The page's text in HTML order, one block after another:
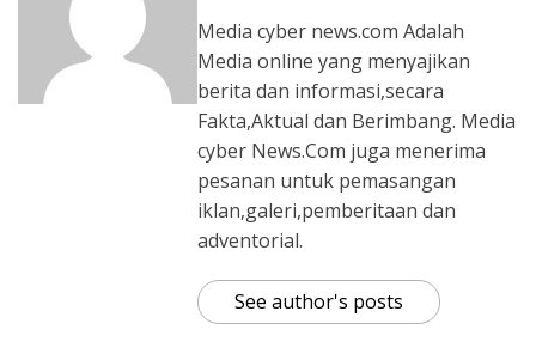
Media cyber news.com Adalah
Media online yang menyajikan
berita dan informasi,secara
Fakta,Aktual dan Berimbang. Media
cyber News.Com juga menerima
pesanan untuk pemasangan
iklan,galeri,pemberitaan dan
adventorial.
See author's posts